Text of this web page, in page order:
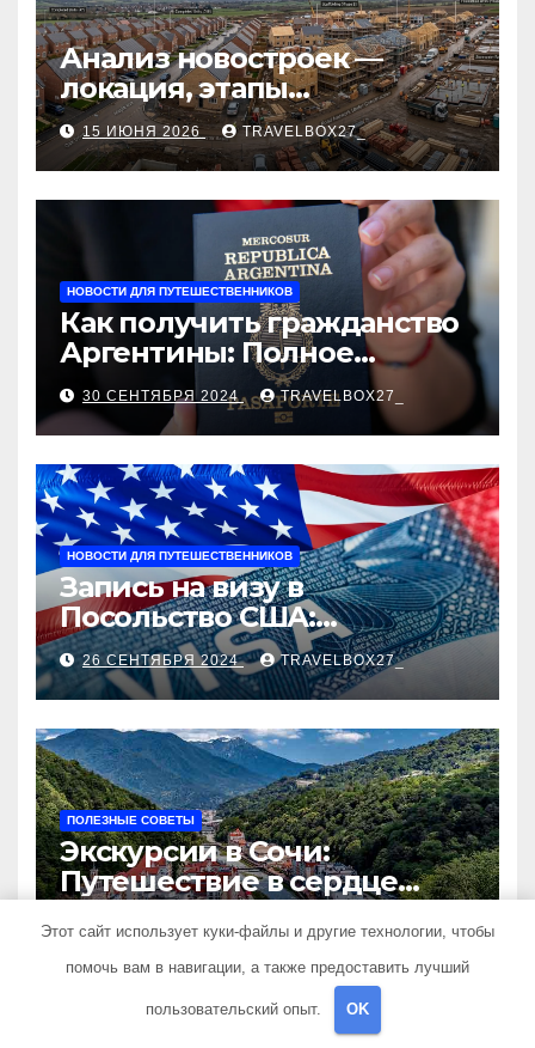
Анализ новостроек —
локация, этапы
строительства, проверка
застройщика, сценарии
оформления сделки и
рыночные ориентиры
15 ИЮНЯ 2026 TRAVELBOX27_
НОВОСТИ ДЛЯ ПУТЕШЕСТВЕННИКОВ
Как получить гражданство
Аргентины: Полное
руководство
30 СЕНТЯБРЯ 2024 TRAVELBOX27_
НОВОСТИ ДЛЯ ПУТЕШЕСТВЕННИКОВ
Запись на визу в
Посольство США:
Пошаговое руководство
26 СЕНТЯБРЯ 2024 TRAVELBOX27_
ПОЛЕЗНЫЕ СОВЕТЫ
Экскурсии в Сочи:
Путешествие в сердце
Черноморского курорта
25 АВГУСТА 2024 TRAVELBOX27_
Этот сайт использует куки-файлы и другие технологии, чтобы
помочь вам в навигации, а также предоставить лучший
пользовательский опыт. OK